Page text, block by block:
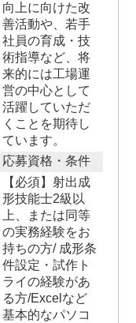
向上に向けた改
善活動や、若手
社員の育成・技
術指導など、将
来的には工場運
営の中心として
活躍していただ
くことを期待し
ています。
応募資格・条件
【必須】射出成
形技能士2級以
上、または同等
の実務経験をお
持ちの方/ 成形条
件設定・試作ト
ライの経験があ
る方/Excelなど
基本的なパソコ